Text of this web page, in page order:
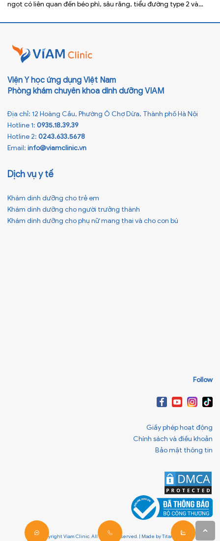
ngọt có liên quan đến béo phì, sâu răng, tiểu đường type 2 và
Viện Y học ứng dụng Việt Nam
Phòng khám chuyên khoa dinh dưỡng VIAM
Địa chỉ: 12 Hoàng Cầu, Phường Ô Chợ Dừa, Thành phố Hà Nội
Hotline 1: 0935.18.39.39
Hotline 2: 0243.633.5678
Email: info@viamclinic.vn
Dịch vụ y tế
Khám dinh dưỡng cho trẻ em
Khám dinh dưỡng cho người trưởng thành
Khám dinh dưỡng cho phụ nữ mang thai và cho con bú
Follow
Giấy phép hoạt động
Chính sách và điều khoản
Bảo mật thông tin
© Copyright Viam Clinic. All Rights Reserved. | Made byTitanweb